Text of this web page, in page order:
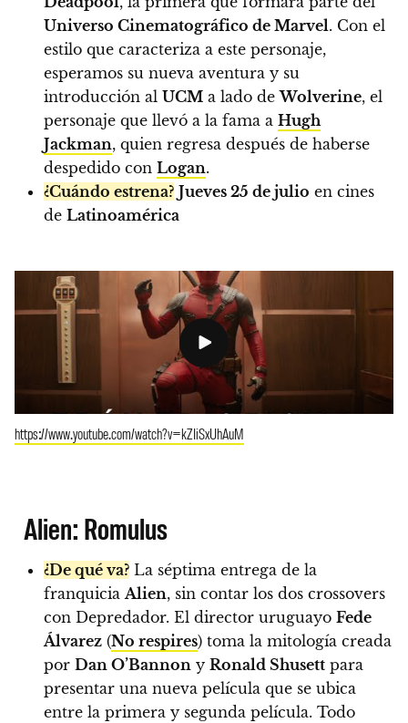
Universo Cinematográfico de Marvel. Con el
estilo que caracteriza a este personaje,
esperamos su nueva aventura y su
introducción al UCM a lado deWolverine, el
personaje que llevó a la fama a Hugh
Jackman, quien regresa después de haberse
despedido con Logan.
¿Cuándo estrena? Jueves 25 de julio en cines
de Latinoamérica
https://www.youtube.com/watch?v=kZIiSxUhAuM
Alien: Romulus
¿De qué va? La séptima entrega de la
franquiciaAlien, sin contar los dos crossovers
con Depredador. El director uruguayo Fede
Álvarez (No respires) toma la mitología creada
por Dan O’Bannon y Ronald Shusett para
presentar una nueva película que se ubica
entre la primera y segunda película. Todo